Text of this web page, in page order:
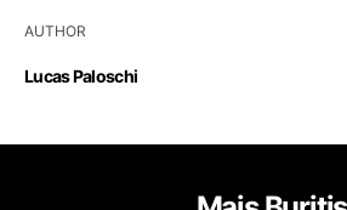
AUTHOR
Lucas Paloschi